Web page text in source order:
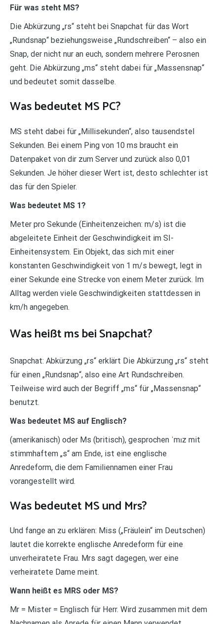
Für was steht MS?
Die Abkürzung „rs“ steht bei Snapchat für das Wort
„Rundsnap“ beziehungsweise „Rundschreiben“ – also ein
Snap, der nicht nur an euch, sondern mehrere Perosnen
geht. Die Abkürzung „ms“ steht dabei für „Massensnap“
und bedeutet somit dasselbe.
Was bedeutet MS PC?
MS steht dabei für „Millisekunden“, also tausendstel
Sekunden. Bei einem Ping von 10 ms braucht ein
Datenpaket von dir zum Server und zurück also 0,01
Sekunden. Je höher dieser Wert ist, desto schlechter ist
das für den Spieler.
Was bedeutet MS 1?
Meter pro Sekunde (Einheitenzeichen: m/s) ist die
abgeleitete Einheit der Geschwindigkeit im SI-
Einheitensystem. Ein Objekt, das sich mit einer
konstanten Geschwindigkeit von 1 m/s bewegt, legt in
einer Sekunde eine Strecke von einem Meter zurück. Im
Alltag werden viele Geschwindigkeiten stattdessen in
km/h angegeben.
Was heißt ms bei Snapchat?
Snapchat: Abkürzung „rs“ erklärt Die Abkürzung „rs“ steht
für einen „Rundsnap“, also eine Art Rundschreiben.
Teilweise wird auch der Begriff „ms“ für „Massensnap“
benutzt.
Was bedeutet MS auf Englisch?
(amerikanisch) oder Ms (britisch), gesprochen ˈmɪz mit
stimmhaftem „s“ am Ende, ist eine englische
Anredeform, die dem Familiennamen einer Frau
vorangestellt wird.
Was bedeutet MS und Mrs?
Und fange an zu erklären: Miss („Fräulein“ im Deutschen)
lautet die korrekte englische Anredeform für eine
unverheiratete Frau. Mrs sagt dagegen, wer eine
verheiratete Dame meint.
Wann heißt es MRS oder MS?
Mr = Mister = Englisch für Herr. Wird zusammen mit dem